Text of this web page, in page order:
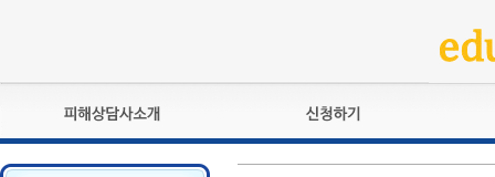
피해상담사란?
교육훈련